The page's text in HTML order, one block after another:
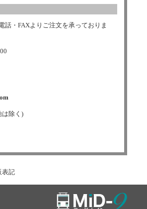
話・FAXよりご注文を承っておりま
は除く)
表記